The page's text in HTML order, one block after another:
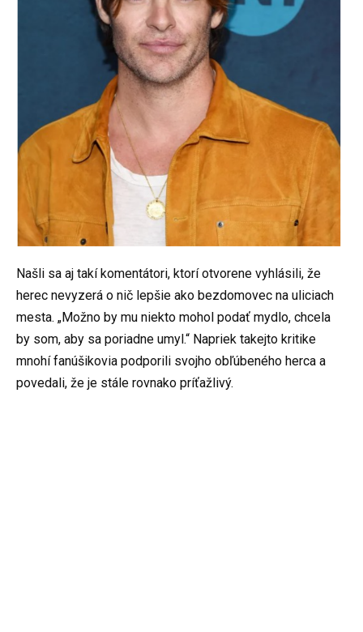
Našli sa aj takí komentátori, ktorí otvorene vyhlásili, že
herec nevyzerá o nič lepšie ako bezdomovec na uliciach
mesta. „Možno by mu niekto mohol podať mydlo, chcela
by som, aby sa poriadne umyl.“ Napriek takejto kritike
mnohí fanúšikovia podporili svojho obľúbeného herca a
povedali, že je stále rovnako príťažlivý.